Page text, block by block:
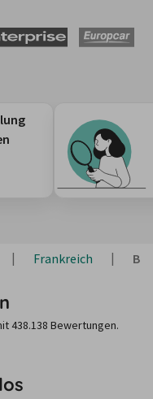
Frankreich
438.138 Bewertungen.